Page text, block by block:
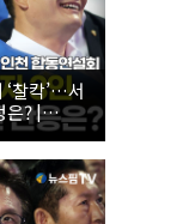
찰칵’…서
은? |
위원 후